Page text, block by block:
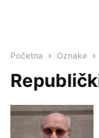
Početna Oznake